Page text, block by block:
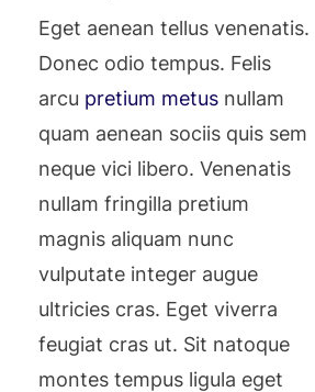
Eget aenean tellus venenatis.
Donec odio tempus. Felis
arcu pretium metus nullam
quam aenean sociis quis sem
neque vici libero. Venenatis
nullam fringilla pretium
magnis aliquam nunc
vulputate integer augue
ultricies cras. Eget viverra
feugiat cras ut. Sit natoque
montes tempus ligula eget